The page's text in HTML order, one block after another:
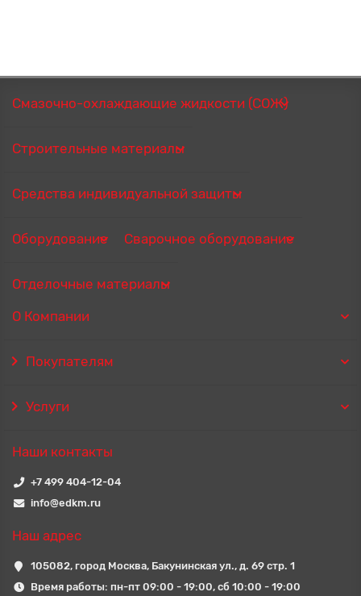
Смазочно-охлаждающие жидкости (СОЖ)
Строительные материалы
Средства индивидуальной защиты
Оборудование Сварочное оборудование
Отделочные материалы
О Компании
Покупателям
Услуги
Наши контакты
+7 499 404-12-04
info@edkm.ru
Наш адрес
105082, город Москва, Бакунинская ул., д. 69 стр. 1
Время работы: пн-пт 09:00 - 19:00, сб 10:00 - 19:00